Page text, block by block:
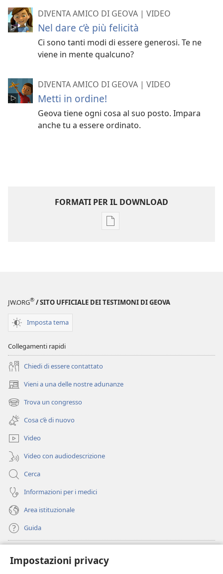
Impostazioni privacy
DIVENTA AMICO DI GEOVA | VIDEO
Nel dare c’è più felicità
Ci sono tanti modi di essere generosi. Te ne
viene in mente qualcuno?
DIVENTA AMICO DI GEOVA | VIDEO
Metti in ordine!
Geova tiene ogni cosa al suo posto. Impara
anche tu a essere ordinato.
FORMATI PER IL DOWNLOAD
Opzioni
Diventa
Attività
JW.ORG® / SITO UFFICIALE DEI TESTIMONI DI GEOVA
Imposta tema
Collegamenti rapidi
Chiedi di essere contattato
Vieni a una delle nostre adunanze
(apre
una
nuova
finestra)
Trova un congresso
(apre
una
nuova
finestra)
Cosa c’è di nuovo
Video
Video con audiodescrizione
Cerca
Informazioni per i medici
Area istituzionale
Guida
(apre
una